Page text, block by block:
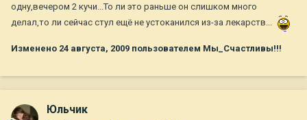
одну,вечером 2 кучи...То ли это раньше он слишком много
делал,то ли сейчас стул ещё не устоканился из-за лекарств...
Изменено 24 августа, 2009 пользователем Мы_Счастливы!!!
Юльчик